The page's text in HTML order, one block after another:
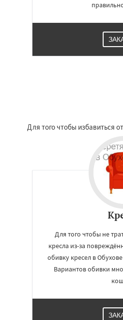
Для того чтобы избавиться
Для того чтобы не
кресла из-за
обивку кресел в
Вариантов обивки